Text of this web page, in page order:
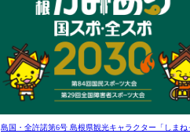
島国・全許諾第6号 島根県観光キャラクター「しまね